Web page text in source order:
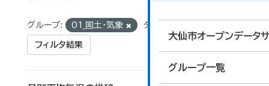
大仙市オープンデータ
グループ一覧
グループ: 01_国土・気象 タグ:
フィルタ結果